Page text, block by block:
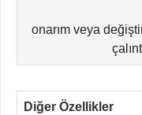
onarım veya
Diğer Özellikler